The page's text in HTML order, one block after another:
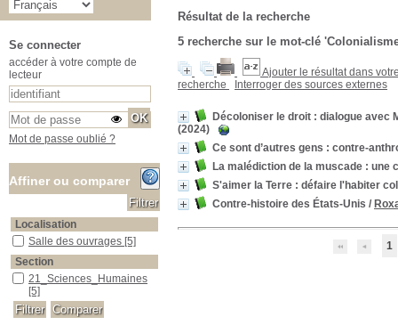
Résultat de la recherche
5 recherche sur le mot-clé
Ajouter le résultat dans
recherche
Interroger des sources externes
Décoloniser le droit : dialogue avec
(2024)
Ce sont d’autres gens : contre-
La malédiction de la muscade : une
S'aimer la Terre : défaire l'habiter
Contre-histoire des États-Unis /
1
Se connecter
accéder à votre compte de
lecteur
Mot de passe oublié ?
Affiner ou comparer
Localisation
Salle des ouvrages
Salle des ouvrages [5]
Section
21_Sciences_Humaines
21_Sciences_Humaines
[5]